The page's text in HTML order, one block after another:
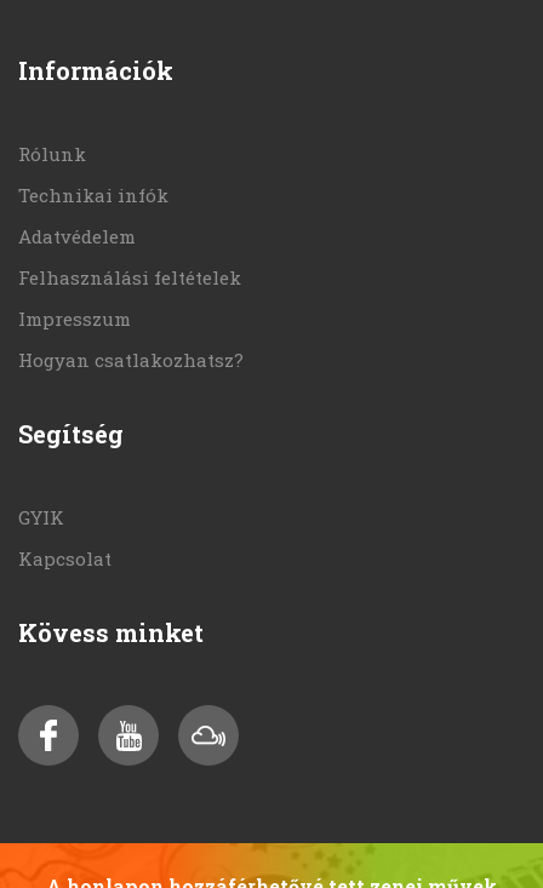
Információk
Rólunk
Technikai infók
Adatvédelem
Felhasználási feltételek
Impresszum
Hogyan csatlakozhatsz?
Segítség
GYIK
Kapcsolat
Kövess minket